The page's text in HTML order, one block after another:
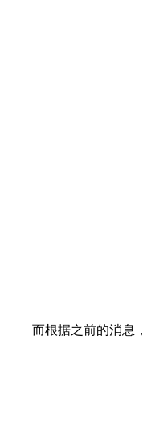
而根据之前的消息，